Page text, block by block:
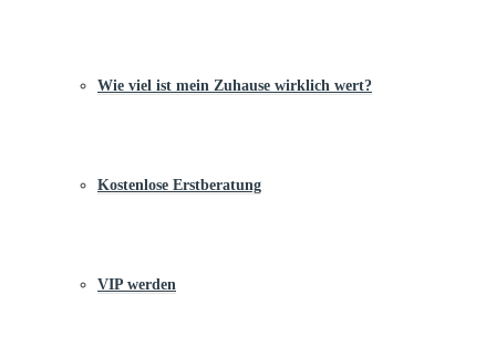
Wie viel ist mein Zuhause wirklich wert?
Kostenlose Erstberatung
VIP werden